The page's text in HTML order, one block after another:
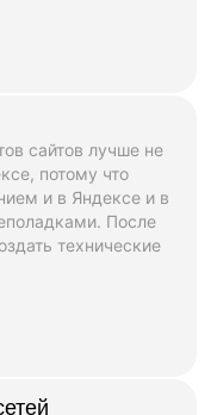
сайтов лучше не
потому что
и в Яндексе и в
После
технические